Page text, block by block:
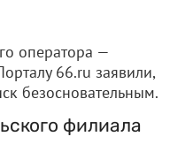
оператора —
66.ru заявили,
безосновательным.
филиала